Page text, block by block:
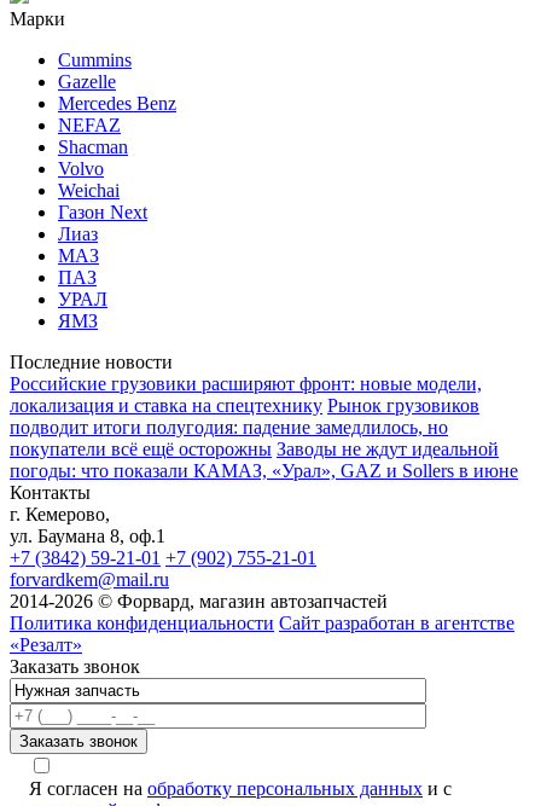
Марки
Cummins
Gazelle
Mercedes Benz
NEFAZ
Shacman
Volvo
Weichai
Газон Next
Лиаз
МАЗ
ПАЗ
УРАЛ
ЯМЗ
Последние новости
Российские грузовики расширяют фронт: новые модели,
локализация и ставка на спецтехнику Рынок грузовиков
подводит итоги полугодия: падение замедлилось, но
покупатели всё ещё осторожны Заводы не ждут идеальной
погоды: что показали КАМАЗ, «Урал», GAZ и Sollers в июне
Контакты
г. Кемерово,
ул. Баумана 8, оф.1
+7 (3842) 59-21-01 +7 (902) 755-21-01
forvardkem@mail.ru
2014-2026 © Форвард, магазин автозапчастей
Политика конфиденциальности Сайт разработан в агентстве
«Резалт»
Заказать звонок
Я согласен на обработку персональных данных и с